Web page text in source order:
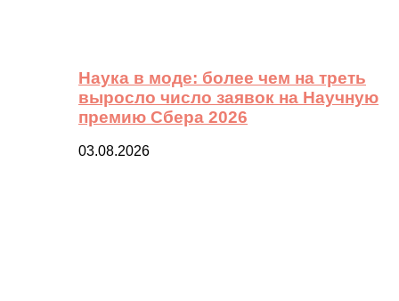
Наука в моде: более чем на треть
выросло число заявок на Научную
премию Сбера 2026
03.08.2026